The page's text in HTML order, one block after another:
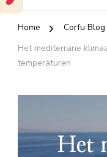
Home Corfu Blog
Het mediterrane
temperaturen
Het